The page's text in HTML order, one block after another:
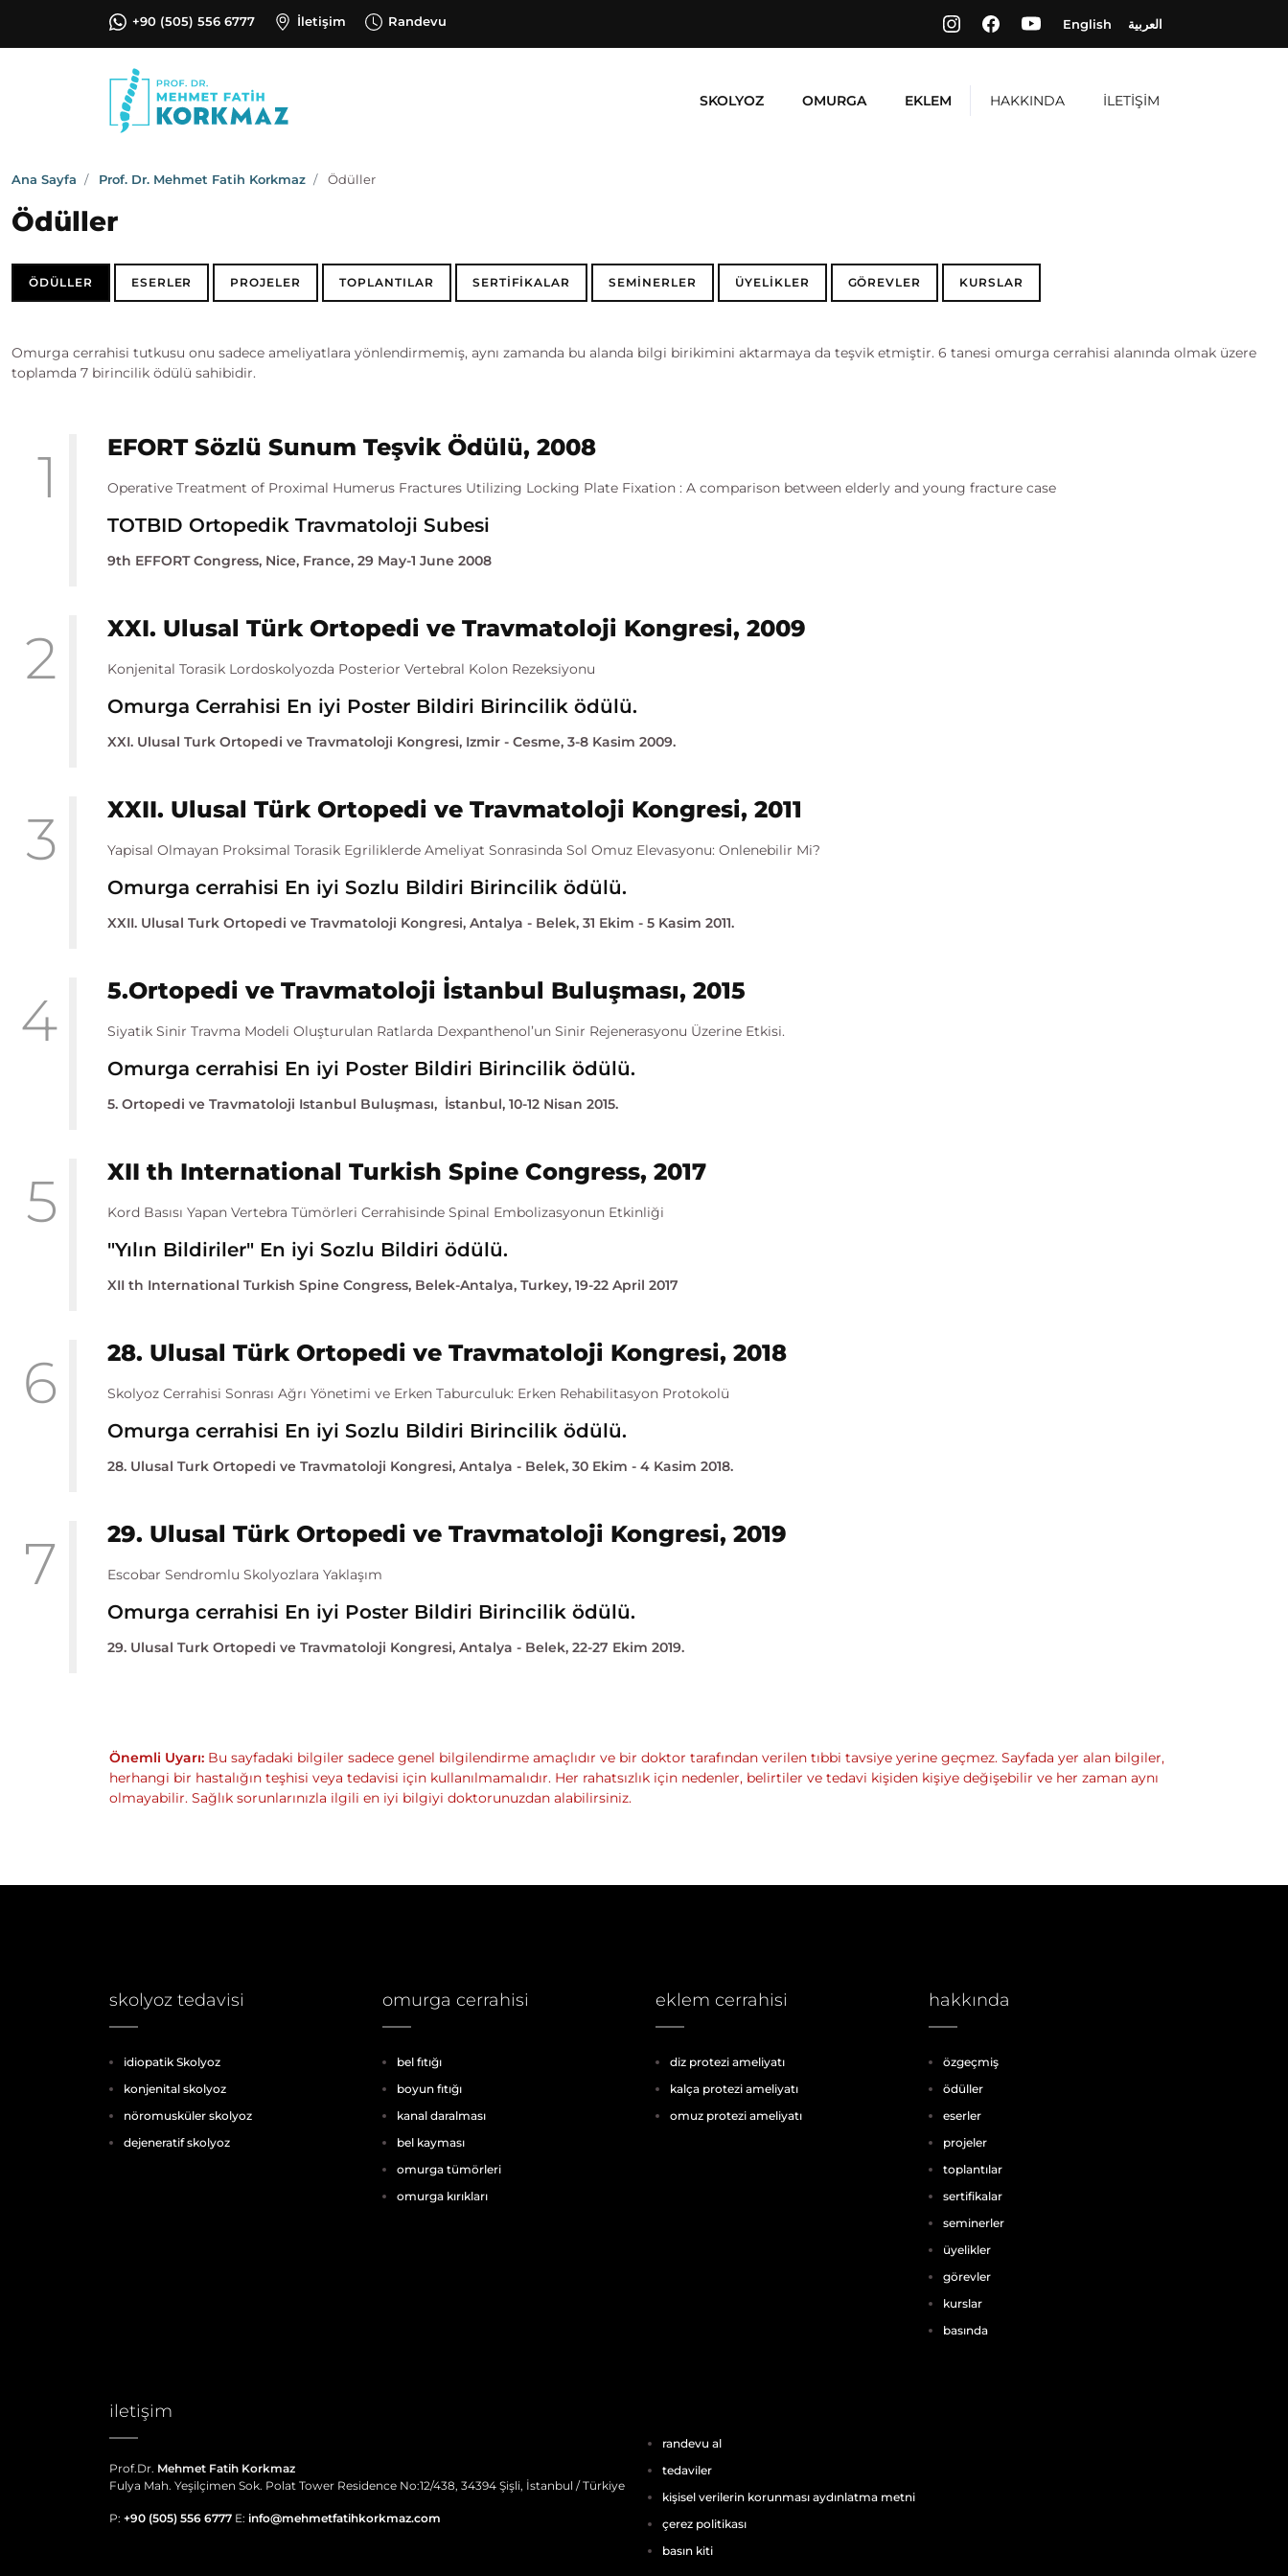
+90 (505) 556 6777 İletişim Randevu English العربية
SKOLYOZ OMURGA EKLEM HAKKINDA İLETİŞİM
Search
Ana Sayfa Prof. Dr. Mehmet Fatih Korkmaz Ödüller
Ödüller
ÖDÜLLER ESERLER PROJELER TOPLANTILAR SERTİFİKALAR SEMİNERLER ÜYELİKLER GÖREVLER KURSLAR
Omurga cerrahisi tutkusu onu sadece ameliyatlara yönlendirmemiş, aynı zamanda bu alanda bilgi birikimini aktarmaya da teşvik etmiştir. 6 tanesi omurga cerrahisi alanında olmak üzere
toplamda 7 birincilik ödülü sahibidir.
1 EFORT Sözlü Sunum Teşvik Ödülü, 2008
Operative Treatment of Proximal Humerus Fractures Utilizing Locking Plate Fixation : A comparison between elderly and young fracture case
TOTBID Ortopedik Travmatoloji Subesi
9th EFFORT Congress, Nice, France, 29 May-1 June 2008
2 XXI. Ulusal Türk Ortopedi ve Travmatoloji Kongresi, 2009
Konjenital Torasik Lordoskolyozda Posterior Vertebral Kolon Rezeksiyonu
Omurga Cerrahisi En iyi Poster Bildiri Birincilik ödülü.
XXI. Ulusal Turk Ortopedi ve Travmatoloji Kongresi, Izmir - Cesme, 3-8 Kasim 2009.
3 XXII. Ulusal Türk Ortopedi ve Travmatoloji Kongresi, 2011
Yapisal Olmayan Proksimal Torasik Egriliklerde Ameliyat Sonrasinda Sol Omuz Elevasyonu: Onlenebilir Mi?
Omurga cerrahisi En iyi Sozlu Bildiri Birincilik ödülü.
XXII. Ulusal Turk Ortopedi ve Travmatoloji Kongresi, Antalya - Belek, 31 Ekim - 5 Kasim 2011.
4 5.Ortopedi ve Travmatoloji İstanbul Buluşması, 2015
Siyatik Sinir Travma Modeli Oluşturulan Ratlarda Dexpanthenol’un Sinir Rejenerasyonu Üzerine Etkisi.
Omurga cerrahisi En iyi Poster Bildiri Birincilik ödülü.
5. Ortopedi ve Travmatoloji Istanbul Buluşması, İstanbul, 10-12 Nisan 2015.
5 XII th International Turkish Spine Congress, 2017
Kord Basısı Yapan Vertebra Tümörleri Cerrahisinde Spinal Embolizasyonun Etkinliği
"Yılın Bildiriler" En iyi Sozlu Bildiri ödülü.
XII th International Turkish Spine Congress, Belek-Antalya, Turkey, 19-22 April 2017
6 28. Ulusal Türk Ortopedi ve Travmatoloji Kongresi, 2018
Skolyoz Cerrahisi Sonrası Ağrı Yönetimi ve Erken Taburculuk: Erken Rehabilitasyon Protokolü
Omurga cerrahisi En iyi Sozlu Bildiri Birincilik ödülü.
28. Ulusal Turk Ortopedi ve Travmatoloji Kongresi, Antalya - Belek, 30 Ekim - 4 Kasim 2018.
7 29. Ulusal Türk Ortopedi ve Travmatoloji Kongresi, 2019
Escobar Sendromlu Skolyozlara Yaklaşım
Omurga cerrahisi En iyi Poster Bildiri Birincilik ödülü.
29. Ulusal Turk Ortopedi ve Travmatoloji Kongresi, Antalya - Belek, 22-27 Ekim 2019.
Önemli Uyarı: Bu sayfadaki bilgiler sadece genel bilgilendirme amaçlıdır ve bir doktor tarafından verilen tıbbi tavsiye yerine geçmez. Sayfada yer alan bilgiler,
herhangi bir hastalığın teşhisi veya tedavisi için kullanılmamalıdır. Her rahatsızlık için nedenler, belirtiler ve tedavi kişiden kişiye değişebilir ve her zaman aynı
olmayabilir. Sağlık sorunlarınızla ilgili en iyi bilgiyi doktorunuzdan alabilirsiniz.
skolyoz tedavisi
idiopatik Skolyoz
konjenital skolyoz
nöromusküler skolyoz
dejeneratif skolyoz
omurga cerrahisi
bel fıtığı
boyun fıtığı
kanal daralması
bel kayması
omurga tümörleri
omurga kırıkları
eklem cerrahisi
diz protezi ameliyatı
kalça protezi ameliyatı
omuz protezi ameliyatı
hakkında
özgeçmiş
ödüller
eserler
projeler
toplantılar
sertifikalar
seminerler
üyelikler
görevler
kurslar
basında
iletişim
Prof.Dr. Mehmet Fatih Korkmaz
Fulya Mah. Yeşilçimen Sok. Polat Tower Residence No:12/438, 34394 Şişli, İstanbul / Türkiye
P: +90 (505) 556 6777 E: info@mehmetfatihkorkmaz.com
randevu al
tedaviler
kişisel verilerin korunması aydınlatma metni
çerez politikası
basın kiti